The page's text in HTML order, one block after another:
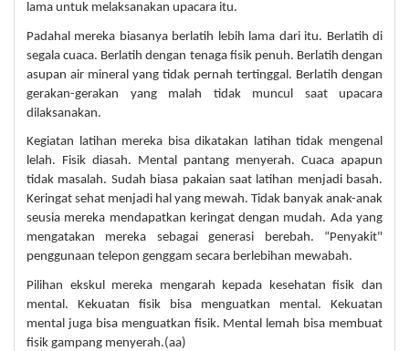
lama untuk melaksanakan upacara itu.
Padahal mereka biasanya berlatih lebih lama dari itu. Berlatih di
segala cuaca. Berlatih dengan tenaga fisik penuh. Berlatih dengan
asupan air mineral yang tidak pernah tertinggal. Berlatih dengan
gerakan-gerakan yang malah tidak muncul saat upacara
dilaksanakan.
Kegiatan latihan mereka bisa dikatakan latihan tidak mengenal
lelah. Fisik diasah. Mental pantang menyerah. Cuaca apapun
tidak masalah. Sudah biasa pakaian saat latihan menjadi basah.
Keringat sehat menjadi hal yang mewah. Tidak banyak anak-anak
seusia mereka mendapatkan keringat dengan mudah. Ada yang
mengatakan mereka sebagai generasi berebah. “Penyakit"
penggunaan telepon genggam secara berlebihan mewabah.
Pilihan ekskul mereka mengarah kepada kesehatan fisik dan
mental. Kekuatan fisik bisa menguatkan mental. Kekuatan
mental juga bisa menguatkan fisik. Mental lemah bisa membuat
fisik gampang menyerah.(aa)